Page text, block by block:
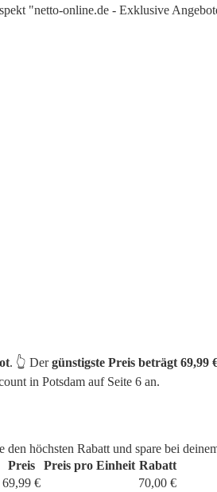
"netto-online.de - Exklusive
. 👆 Dergünstigste Preis beträgt 69,99
in Potsdam auf Seite 6 an.
höchsten Rabatt und spare bei
Preis Preis pro Einheit Rabatt
69,99 €
70,00 €